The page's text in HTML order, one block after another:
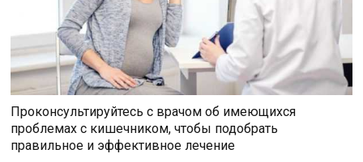
Проконсультируйтесь с врачом об имеющихся
проблемах с кишечником, чтобы подобрать
правильное и эффективное лечение